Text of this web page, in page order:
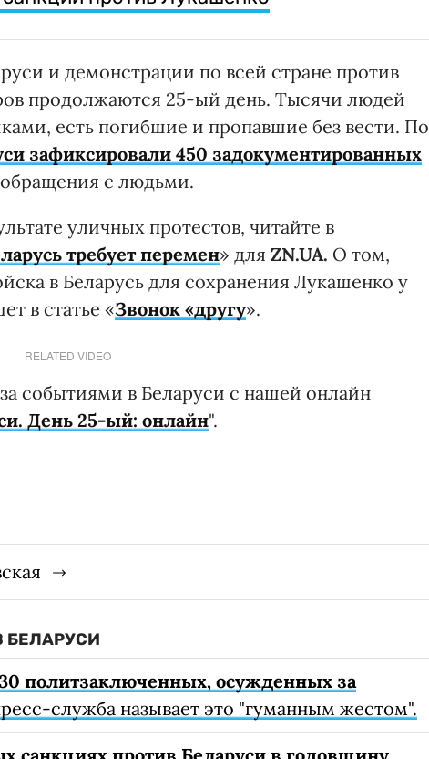
и демонстрации по всей стране против
продолжаются 25-ый день. Тысячи людей
есть погибшие и пропавшие без вести. По
зафиксировали 450 задокументированных
с людьми.
уличных протестов, читайте в
требует перемен» для ZN.UA. О том,
в Беларусь для сохранения Лукашенко у
в статье «Звонок «другу».
RELATED VIDEO
событиями в Беларуси с нашей онлайн
День 25-ый: онлайн".
БЕЛАРУСИ
политзаключенных, осужденных за
служба называет это "гуманным жестом".